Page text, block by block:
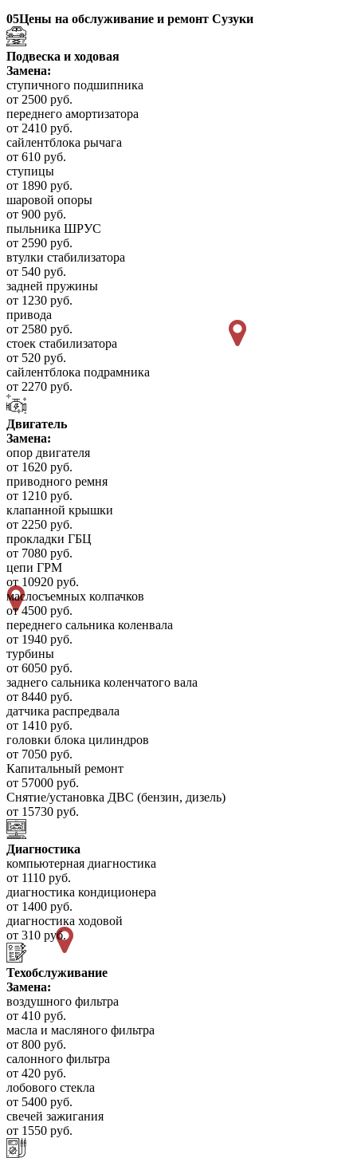
05Цены на обслуживание и ремонт Сузуки
Подвеска и ходовая
Замена:
ступичного подшипника
от 2500 руб.
переднего амортизатора
от 2410 руб.
сайлентблока рычага
от 610 руб.
ступицы
от 1890 руб.
шаровой опоры
от 900 руб.
пыльника ШРУС
от 2590 руб.
втулки стабилизатора
от 540 руб.
задней пружины
от 1230 руб.
привода
от 2580 руб.
стоек стабилизатора
от 520 руб.
сайлентблока подрамника
от 2270 руб.
Двигатель
Замена:
опор двигателя
от 1620 руб.
приводного ремня
от 1210 руб.
клапанной крышки
от 2250 руб.
прокладки ГБЦ
от 7080 руб.
цепи ГРМ
от 10920 руб.
маслосъемных колпачков
от 4500 руб.
переднего сальника коленвала
от 1940 руб.
турбины
от 6050 руб.
заднего сальника коленчатого вала
от 8440 руб.
датчика распредвала
от 1410 руб.
головки блока цилиндров
от 7050 руб.
Капитальный ремонт
от 57000 руб.
Снятие/установка ДВС (бензин, дизель)
от 15730 руб.
Диагностика
компьютерная диагностика
от 1110 руб.
диагностика кондиционера
от 1400 руб.
диагностика ходовой
от 310 руб.
Техобслуживание
Замена:
воздушного фильтра
от 410 руб.
масла и масляного фильтра
от 800 руб.
салонного фильтра
от 420 руб.
лобового стекла
от 5400 руб.
свечей зажигания
от 1550 руб.